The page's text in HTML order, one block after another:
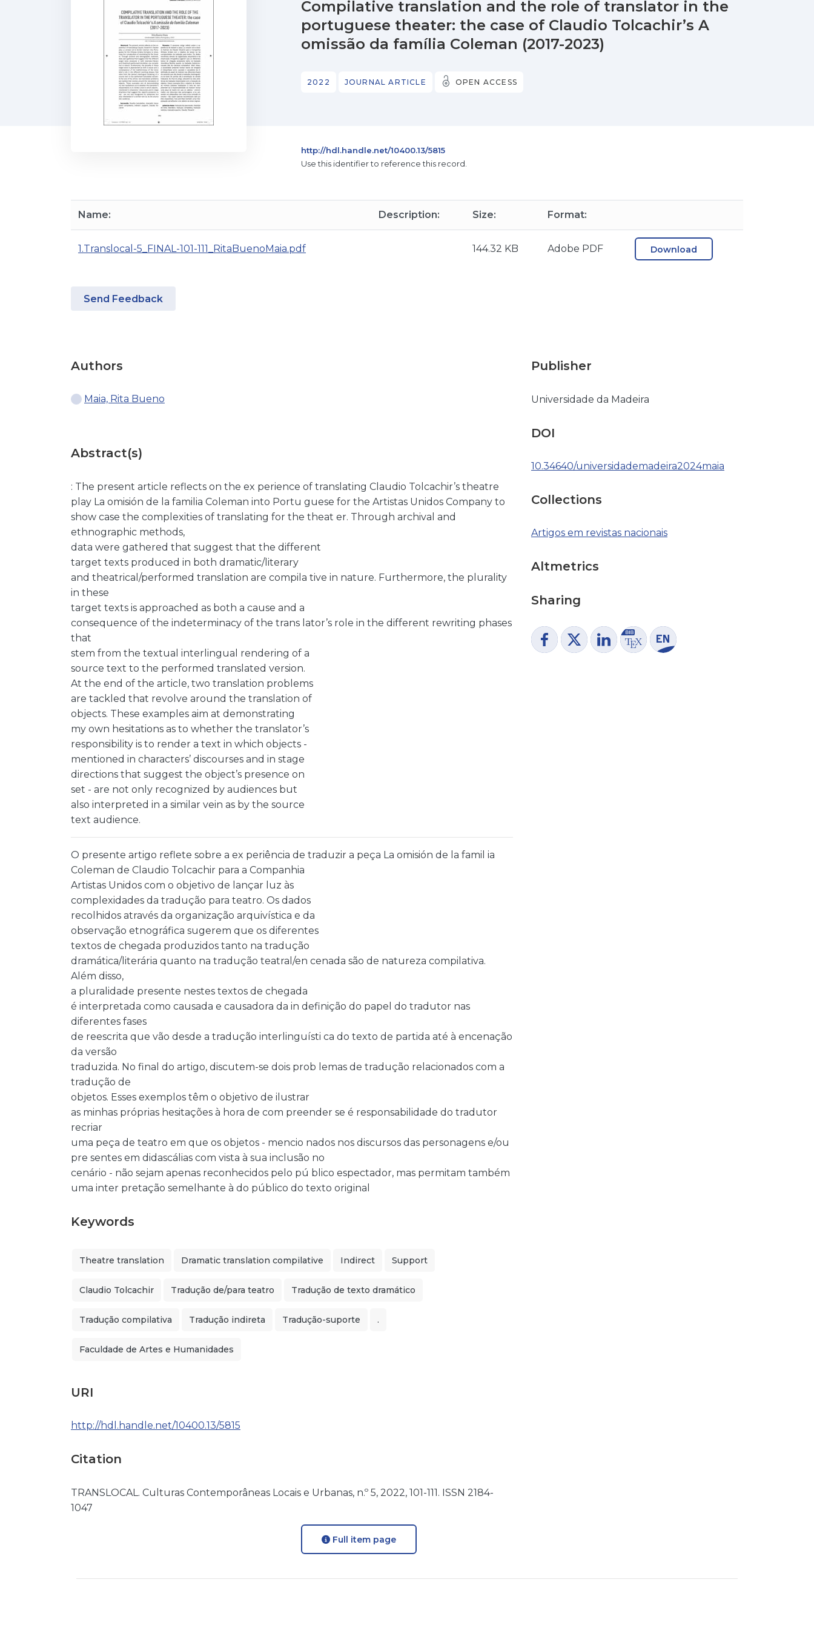
Compilative translation and the role of translator in the
portuguese theater: the case of Claudio Tolcachir’s A
omissão da família Coleman (2017-2023)
2022 JOURNAL ARTICLE OPEN ACCESS
http://hdl.handle.net/10400.13/5815
Use this identifier to reference this record.
Name: Description: Size: Format:
1.Translocal-5_FINAL-101-111_RitaBuenoMaia.pdf 144.32 KB Adobe PDF Download
Send Feedback
Authors
Maia, Rita Bueno
Abstract(s)
: The present article reflects on the ex perience of translating Claudio Tolcachir’s theatre
play La omisión de la familia Coleman into Portu guese for the Artistas Unidos Company to
show case the complexities of translating for the theat er. Through archival and
ethnographic methods,
data were gathered that suggest that the different
target texts produced in both dramatic/literary
and theatrical/performed translation are compila tive in nature. Furthermore, the plurality
in these
target texts is approached as both a cause and a
consequence of the indeterminacy of the trans lator’s role in the different rewriting phases
that
stem from the textual interlingual rendering of a
source text to the performed translated version.
At the end of the article, two translation problems
are tackled that revolve around the translation of
objects. These examples aim at demonstrating
my own hesitations as to whether the translator’s
responsibility is to render a text in which objects -
mentioned in characters’ discourses and in stage
directions that suggest the object’s presence on
set - are not only recognized by audiences but
also interpreted in a similar vein as by the source
text audience.
O presente artigo reflete sobre a ex periência de traduzir a peça La omisión de la famil ia
Coleman de Claudio Tolcachir para a Companhia
Artistas Unidos com o objetivo de lançar luz às
complexidades da tradução para teatro. Os dados
recolhidos através da organização arquivística e da
observação etnográfica sugerem que os diferentes
textos de chegada produzidos tanto na tradução
dramática/literária quanto na tradução teatral/en cenada são de natureza compilativa.
Além disso,
a pluralidade presente nestes textos de chegada
é interpretada como causada e causadora da in definição do papel do tradutor nas
diferentes fases
de reescrita que vão desde a tradução interlinguísti ca do texto de partida até à encenação
da versão
traduzida. No final do artigo, discutem-se dois prob lemas de tradução relacionados com a
tradução de
objetos. Esses exemplos têm o objetivo de ilustrar
as minhas próprias hesitações à hora de com preender se é responsabilidade do tradutor
recriar
uma peça de teatro em que os objetos - mencio nados nos discursos das personagens e/ou
pre sentes em didascálias com vista à sua inclusão no
cenário - não sejam apenas reconhecidos pelo pú blico espectador, mas permitam também
uma inter pretação semelhante à do público do texto original
Keywords
Theatre translation Dramatic translation compilative Indirect Support
Claudio Tolcachir Tradução de/para teatro Tradução de texto dramático
Tradução compilativa Tradução indireta Tradução-suporte .
Faculdade de Artes e Humanidades
URI
http://hdl.handle.net/10400.13/5815
Citation
TRANSLOCAL. Culturas Contemporâneas Locais e Urbanas, n.º 5, 2022, 101-111. ISSN 2184-
1047
Publisher
Universidade da Madeira
DOI
10.34640/universidademadeira2024maia
Collections
Artigos em revistas nacionais
Altmetrics
Sharing
Full item page